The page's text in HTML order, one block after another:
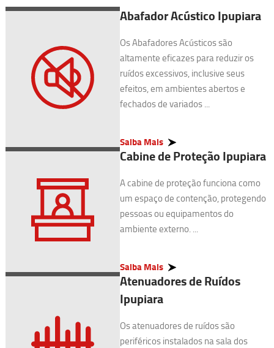
Abafador Acústico Ipupiara
Os Abafadores Acústicos são
altamente eficazes para reduzir os
ruídos excessivos, inclusive seus
efeitos, em ambientes abertos e
fechados de variados ...
Saiba Mais
Cabine de Proteção Ipupiara
A cabine de proteção funciona como
um espaço de contenção, protegendo
pessoas ou equipamentos do
ambiente externo. ...
Saiba Mais
Atenuadores de Ruídos
Ipupiara
Os atenuadores de ruídos são
periféricos instalados na sala dos